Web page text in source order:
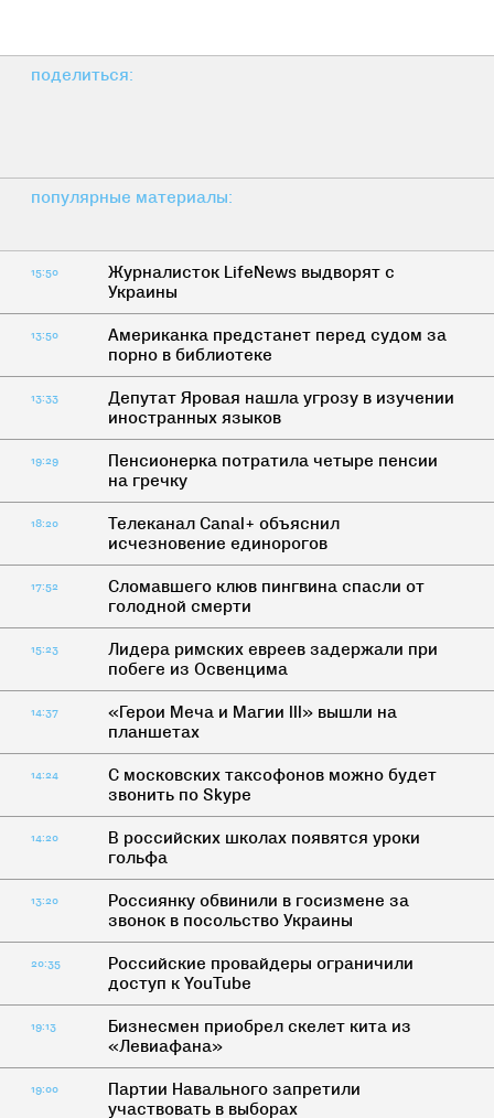
поделиться:
популярные материалы:
15:50
Журналисток LifeNews выдворят с
Украины
13:50
Американка предстанет перед судом за
порно в библиотеке
13:33
Депутат Яровая нашла угрозу в изучении
иностранных языков
19:29
Пенсионерка потратила четыре пенсии
на гречку
18:20
Телеканал Canal+ объяснил
исчезновение единорогов
17:52
Сломавшего клюв пингвина спасли от
голодной смерти
15:23
Лидера римских евреев задержали при
побеге из Освенцима
14:37
«Герои Меча и Магии III» вышли на
планшетах
14:24
С московских таксофонов можно будет
звонить по Skype
14:20
В российских школах появятся уроки
гольфа
13:20
Россиянку обвинили в госизмене за
звонок в посольство Украины
20:35
Российские провайдеры ограничили
доступ к YouTube
19:13
Бизнесмен приобрел скелет кита из
«Левиафана»
19:00
Партии Навального запретили
участвовать в выборах